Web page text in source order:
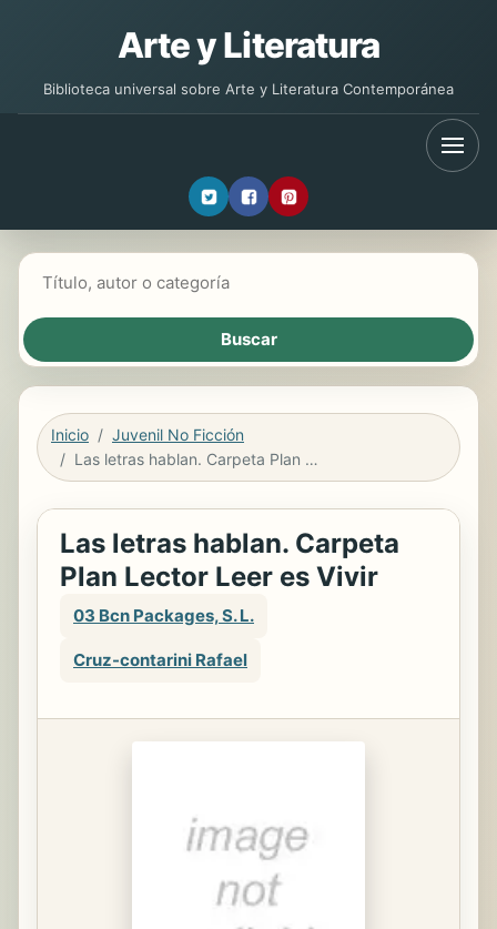
Arte y Literatura
Biblioteca universal sobre Arte y Literatura Contemporánea
Inicio
Juvenil No Ficción
Las letras hablan. Carpeta Plan Lector Leer es Vivir
Las letras hablan. Carpeta
Plan Lector Leer es Vivir
03 Bcn Packages, S. L.
Cruz-contarini Rafael